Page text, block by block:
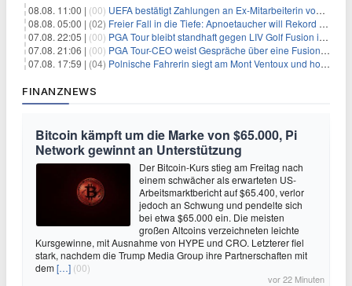
08.08. 11:00 | (00) UEFA bestätigt Zahlungen an Ex-Mitarbeiterin von Infantino
08.08. 05:00 | (02) Freier Fall in die Tiefe: Apnoetaucher will Rekord brechen
07.08. 22:05 | (00) PGA Tour bleibt standhaft gegen LIV Golf Fusion in einem sich wandelnden Sportumfeld
07.08. 21:06 | (00) PGA Tour-CEO weist Gespräche über eine Fusion mit LIV Golf zurück und bekräftigt die Wettbewerbslandschaft
07.08. 17:59 | (04) Polnische Fahrerin siegt am Mont Ventoux und holt Tour-Gelb
FINANZNEWS
Bitcoin kämpft um die Marke von $65.000, Pi
Network gewinnt an Unterstützung
Der Bitcoin-Kurs stieg am Freitag nach
einem schwächer als erwarteten US-
Arbeitsmarktbericht auf $65.400, verlor
jedoch an Schwung und pendelte sich
bei etwa $65.000 ein. Die meisten
großen Altcoins verzeichneten leichte
Kursgewinne, mit Ausnahme von HYPE und CRO. Letzterer fiel
stark, nachdem die Trump Media Group ihre Partnerschaften mit
dem[…] (00)
vor 22 Minuten